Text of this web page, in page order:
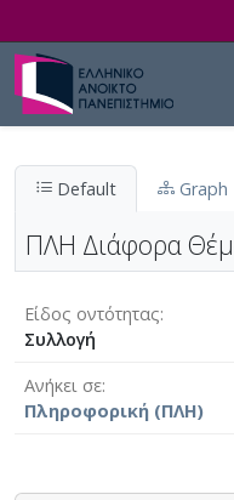
Default Graph
ΠΛΗ Διάφορα
Είδος οντότητας
Συλλογή
Ανήκει σε
Πληροφορική (ΠΛΗ)